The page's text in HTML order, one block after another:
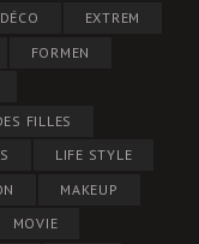
DÉCO
EXTREM
FORMEN
FILLES
LIFE STYLE
MAKEUP
MOVIE